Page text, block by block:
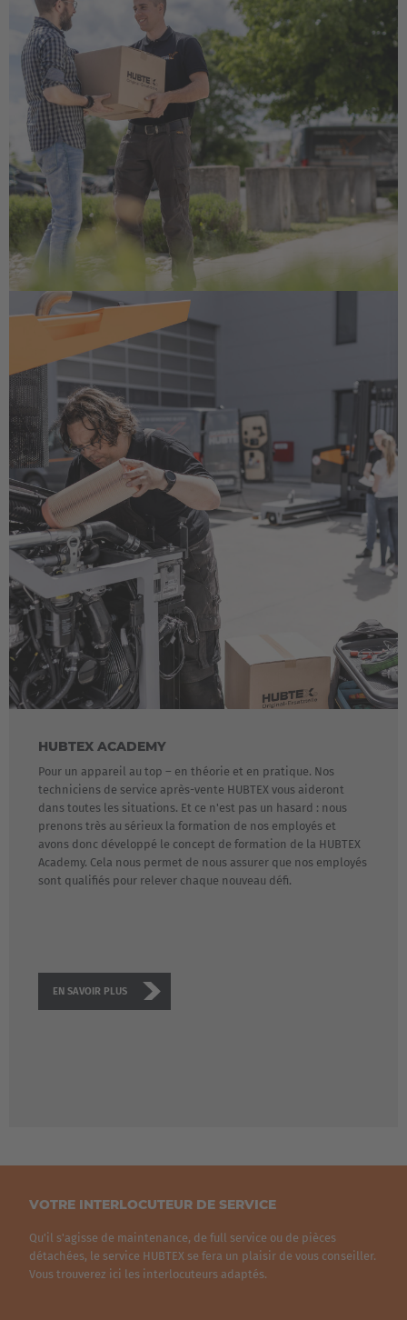
EUROPE
Belgium
HUBTEX ACADEMY
Pour un appareil au top – en théorie et en pratique. Nos
techniciens de service après-vente HUBTEX vous aideront
dans toutes les situations. Et ce n'est pas un hasard : nous
prenons très au sérieux la formation de nos employés et
avons donc développé le concept de formation de la HUBTEX
Academy. Cela nous permet de nous assurer que nos employés
sont qualifiés pour relever chaque nouveau défi.
EN SAVOIR PLUS
VOTRE INTERLOCUTEUR DE SERVICE
Qu'il s'agisse de maintenance, de full service ou de pièces
détachées, le service HUBTEX se fera un plaisir de vous conseiller.
Vous trouverez ici les interlocuteurs adaptés.